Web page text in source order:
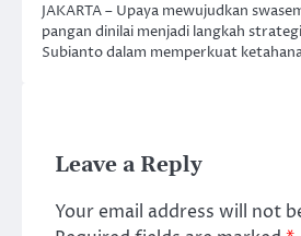
JAKARTA – Upaya mewujudkan
pangan dinilai menjadi langkah
Subianto dalam memperkuat
Leave a Reply
Your email address will not